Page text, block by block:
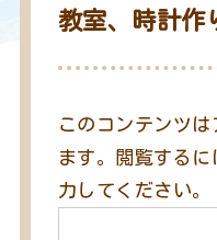
教室、時計作
このコンテンツ
ます。閲覧する
力してください。